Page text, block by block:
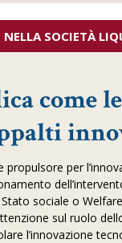
SOCIETÀ
come
per
sociale o
sul ruolo
l’innovazione